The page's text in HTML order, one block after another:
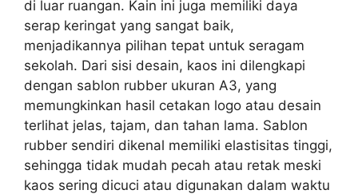
di luar ruangan. Kain ini juga memiliki daya
serap keringat yang sangat baik,
menjadikannya pilihan tepat untuk seragam
sekolah. Dari sisi desain, kaos ini dilengkapi
dengan sablon rubber ukuran A3, yang
memungkinkan hasil cetakan logo atau desain
terlihat jelas, tajam, dan tahan lama. Sablon
rubber sendiri dikenal memiliki elastisitas tinggi,
sehingga tidak mudah pecah atau retak meski
kaos sering dicuci atau digunakan dalam waktu